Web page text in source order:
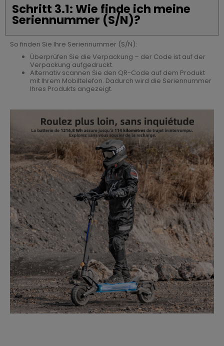
Schritt 3.1: Wie finde ich meine
Seriennummer (S/N)?
So finden Sie Ihre Seriennummer (S/N):
Überprüfen Sie die Verpackung – der Code ist auf der
Verpackung aufgedruckt.
Alternativ scannen Sie den QR-Code auf dem Produkt
mit Ihrem Mobiltelefon. Dadurch wird die Seriennummer
Ihres Produkts angezeigt.